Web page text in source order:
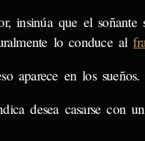
insinúa que el soñante
lo conduce al
aparece en los sueños.
desea casarse con